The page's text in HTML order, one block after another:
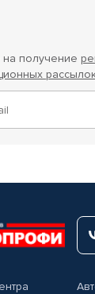
на получение